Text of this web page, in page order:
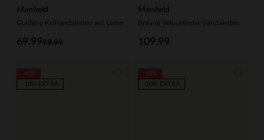
Manfield
Goldene Keilsandaletten aus Leder
99.99
69.99
Manfield
Braune Veloursleder-Sandaletten
109.99
-10% EXTRA
-10% EXTRA